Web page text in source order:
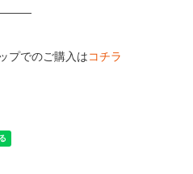
プでのご購入はコチラ